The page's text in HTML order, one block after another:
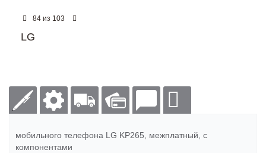
84 из 103
LG
мобильного телефона LG KP265, межплатный, с
компонентами